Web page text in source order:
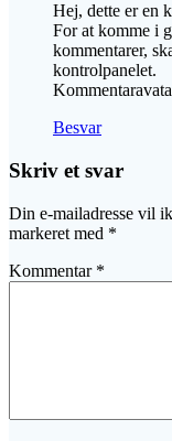
Hej, dette er en
For at komme i
kommentarer,
kontrolpanelet.
Besvar
Skriv et svar
Din e-mailadresse vil
markeret med *
Kommentar *